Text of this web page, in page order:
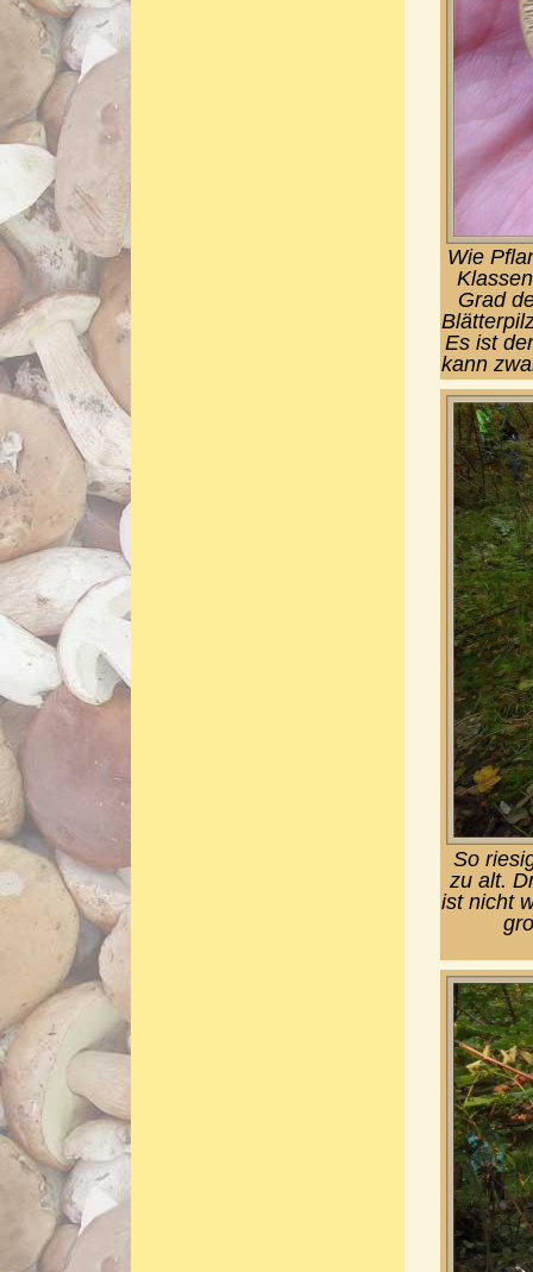
Wie
Grad
Es ist
kann
So
zu alt.
ist nicht